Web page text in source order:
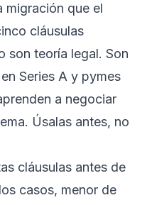
migración que el
cláusulas
son teoría legal. Son
Series A y pymes
a negociar
Úsalas antes, no
cláusulas antes de
casos, menor de